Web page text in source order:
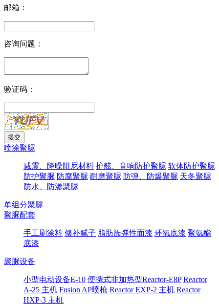
邮箱：
咨询问题：
验证码：
喷涂聚脲
减震、降噪阻尼材料 护舷、音响防护聚脲 软体防护聚脲
防护聚脲 防腐聚脲 耐磨聚脲 防弹、防爆聚脲 天冬聚脲
防水、防渗聚脲
单组分聚脲
聚脲配套
手工刷涂料 修补腻子 脂肪族弹性面漆 环氧底漆 聚氨酯
底漆
聚脲设备
小型电动设备E-10 便携式非加热型Reactor-E8P Reactor
A-25 主机 Fusion AP喷枪 Reactor EXP-2 主机 Reactor
HXP-3 主机